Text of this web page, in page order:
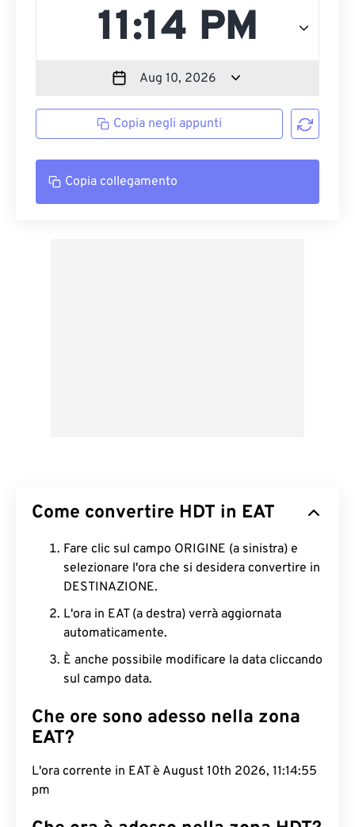
Copia negli appunti
Copia collegamento
Come convertire HDT in EAT
Fare clic sul campo ORIGINE (a sinistra) e
selezionare l'ora che si desidera convertire in
DESTINAZIONE.
L'ora in EAT (a destra) verrà aggiornata
automaticamente.
È anche possibile modificare la data cliccando
sul campo data.
Che ore sono adesso nella zona
EAT?
L'ora corrente in EAT è August 10th 2026, 11:14:56
pm